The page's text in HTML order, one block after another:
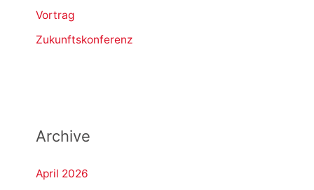
Vortrag
Zukunftskonferenz
Archive
April 2026